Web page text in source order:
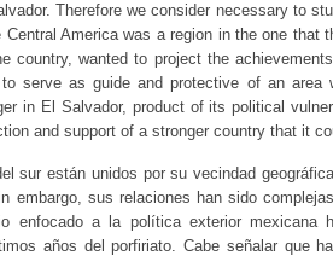
Therefore we consider necessary to
America was a region in the one that
country, wanted to project the
serve as guide and protective of an area
in El Salvador, product of its political
and support of a stronger country that it
sur están unidos por su vecindad
embargo, sus relaciones han sido
enfocado a la política exterior mexicana
años del porfiriato. Cabe señalar que